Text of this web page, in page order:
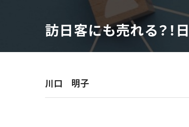
訪日客にも売れる？
川口 明子